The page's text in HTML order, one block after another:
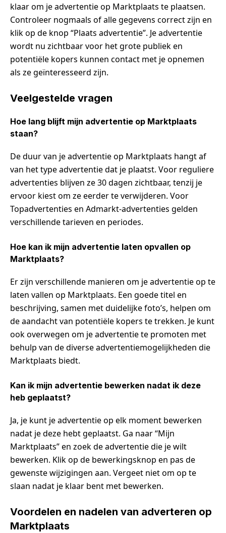
klaar om je advertentie op Marktplaats te plaatsen.
Controleer nogmaals of alle gegevens correct zijn en
klik op de knop “Plaats advertentie”. Je advertentie
wordt nu zichtbaar voor het grote publiek en
potentiële kopers kunnen contact met je opnemen
als ze geïnteresseerd zijn.
Veelgestelde vragen
Hoe lang blijft mijn advertentie op Marktplaats
staan?
De duur van je advertentie op Marktplaats hangt af
van het type advertentie dat je plaatst. Voor reguliere
advertenties blijven ze 30 dagen zichtbaar, tenzij je
ervoor kiest om ze eerder te verwijderen. Voor
Topadvertenties en Admarkt-advertenties gelden
verschillende tarieven en periodes.
Hoe kan ik mijn advertentie laten opvallen op
Marktplaats?
Er zijn verschillende manieren om je advertentie op te
laten vallen op Marktplaats. Een goede titel en
beschrijving, samen met duidelijke foto’s, helpen om
de aandacht van potentiële kopers te trekken. Je kunt
ook overwegen om je advertentie te promoten met
behulp van de diverse advertentiemogelijkheden die
Marktplaats biedt.
Kan ik mijn advertentie bewerken nadat ik deze
heb geplaatst?
Ja, je kunt je advertentie op elk moment bewerken
nadat je deze hebt geplaatst. Ga naar “Mijn
Marktplaats” en zoek de advertentie die je wilt
bewerken. Klik op de bewerkingsknop en pas de
gewenste wijzigingen aan. Vergeet niet om op te
slaan nadat je klaar bent met bewerken.
Voordelen en nadelen van adverteren op
Marktplaats